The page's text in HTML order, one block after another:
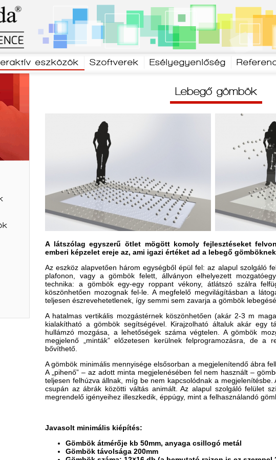
eszközök Szoftverek Esélyegyenlőség
Lebegő gömbök
A látszólag egyszerű ötlet mögött komoly fejlesztéseket
emberi képzelet ereje az, ami igazi értéket ad a lebegő
Az eszköz alapvetően három egységből épül fel: az alapul szolgáló
plafonon, vagy a gömbök felett, állványon elhelyezett
technika: a gömbök egy-egy roppant vékony, átlátszó szálra
köszönhetően mozognak fel-le. A megfelelő megvilágításban a
teljesen észrevehetetlenek, így semmi sem zavarja a gömbök
A hatalmas vertikális mozgástérnek köszönhetően (akár 2-3 m
kialakítható a gömbök segítségével. Kirajzolható általuk akár egy
hullámzó mozgása, a lehetőségek száma végtelen. A gömbök
megjelenő „minták” előzetesen kerülnek felprogramozásra, de a
bővíthető.
A gömbök minimális mennyisége elsősorban a megjelenítendő ábra
A „pihenő” – az adott minta megjelenésében fel nem használt –
teljesen felhúzva állnak, míg be nem kapcsolódnak a
csupán az ábrák közötti váltás animált. Az alapul szolgáló felület
megrendelő igényeihez illeszkedik, éppúgy, mint a felhasználandó
Javasolt minimális kiépítés:
Gömbök átmérője kb 50mm, anyaga csillogó metál
Gömbök távolsága 200mm